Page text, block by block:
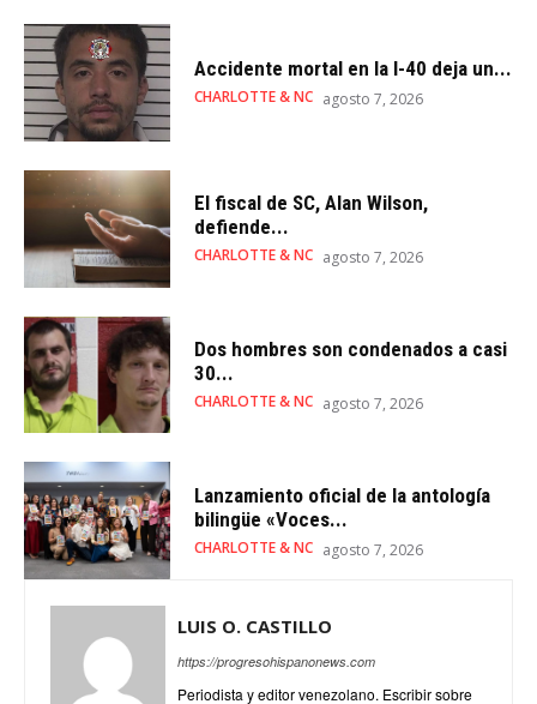
Accidente mortal en la I-40 deja un...
CHARLOTTE & NC agosto 7, 2026
El fiscal de SC, Alan Wilson,
defiende...
CHARLOTTE & NC agosto 7, 2026
Dos hombres son condenados a casi
30...
CHARLOTTE & NC agosto 7, 2026
Lanzamiento oficial de la antología
bilingüe «Voces...
CHARLOTTE & NC agosto 7, 2026
LUIS O. CASTILLO
https://progresohispanonews.com
Periodista y editor venezolano. Escribir sobre